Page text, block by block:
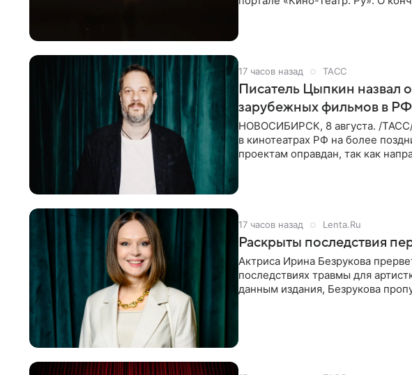
17 часов назад ТАСС
Писатель Цыпкин назвал
зарубежных фильмов в РФ
НОВОСИБИРСК, 8 августа. /
в кинотеатрах РФ на более
проектам оправдан, так как
17 часов назад Lenta.Ru
Раскрыты последствия
Актриса Ирина Безрукова
последствиях травмы для
данным издания, Безрукова